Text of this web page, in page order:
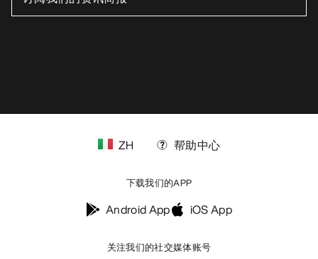
关注我们的社交媒体账号
ZH 帮助中心
下载我们的APP
Android App iOS App